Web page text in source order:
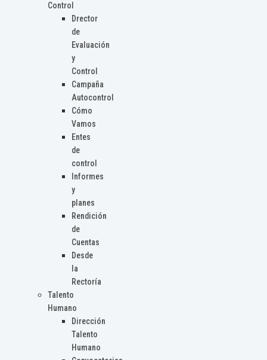
Control
Drector
de
Evaluación
y
Control
Campaña
Autocontrol
Cómo
Vamos
Entes
de
control
Informes
y
planes
Rendición
de
Cuentas
Desde
la
Rectoría
Talento
Humano
Dirección
Talento
Humano